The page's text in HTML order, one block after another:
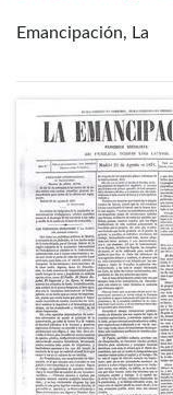
Emancipación, La